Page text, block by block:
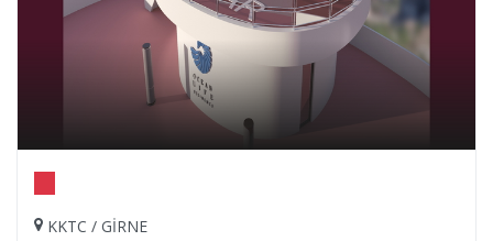
KKTC / GİRNE